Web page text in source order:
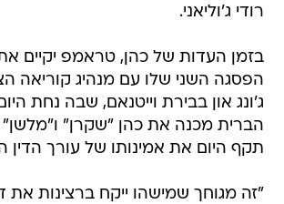
רודי ג'וליאני.
בזמן העדות של כהן, טראמפ יקיים
הפסגה השני שלו עם מנהיג קוריאה
ג'ונג און בבירת וייטנאם, שבה נחת
הברית מכנה את כהן "שקרן" ו"מלשן"
תקף היום את אמינותו של עורך הדין
"זה מגוחך שמישהו ייקח ברצינות את